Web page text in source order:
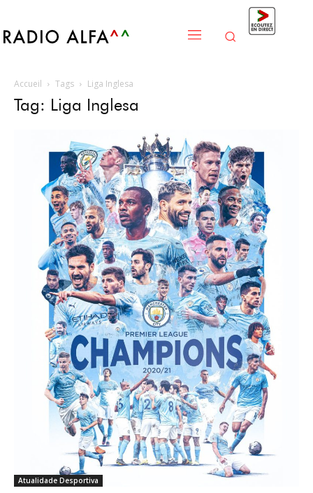
Accueil Tags Liga Inglesa
Tag: Liga Inglesa
Atualidade Desportiva